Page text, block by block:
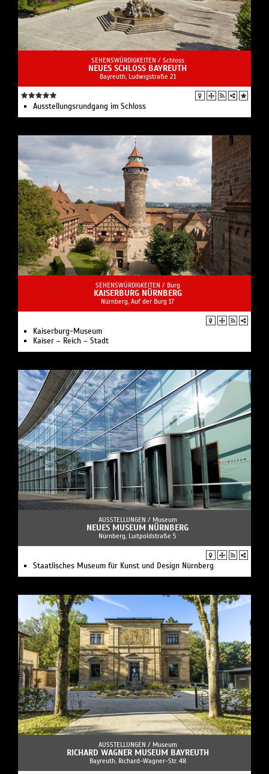
SEHENSWÜRDIGKEITEN / Schloss
NEUES SCHLOSS BAYREUTH
Bayreuth, Ludwigstraße 21
Ausstellungsrundgang im Schloss
SEHENSWÜRDIGKEITEN / Burg
KAISERBURG NÜRNBERG
Nürnberg, Auf der Burg 17
Kaiserburg-Museum
Kaiser – Reich – Stadt
AUSSTELLUNGEN / Museum
NEUES MUSEUM NÜRNBERG
Nürnberg, Luitpoldstraße 5
Staatlisches Museum für Kunst und Design Nürnberg
AUSSTELLUNGEN / Museum
RICHARD WAGNER MUSEUM BAYREUTH
Bayreuth, Richard-Wagner-Str. 48